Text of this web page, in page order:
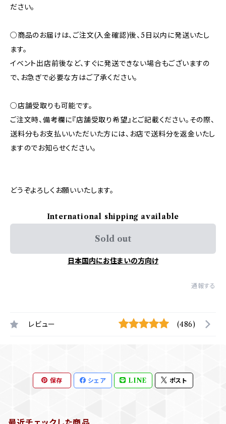
ださい。
○商品のお届けは、ご注文(入金確認)後、5日以内に発送いたし
ます。
イベント出店前後など、すぐに発送できない場合もございますの
で、お急ぎで必要な方はご了承ください。
○店舗受取りも可能です。
ご注文時、備考欄に『店舗受取り希望』とご記載ください。その際、
送料分もお支払いいただいた方には、お店で送料分を返金いたし
ますのでお知らせください。
どうぞよろしくお願いいたします。
International shipping available
Sold out
日本国内にお住まいの方向け
通報する
レビュー (486)
保存 シェア LINE ポスト